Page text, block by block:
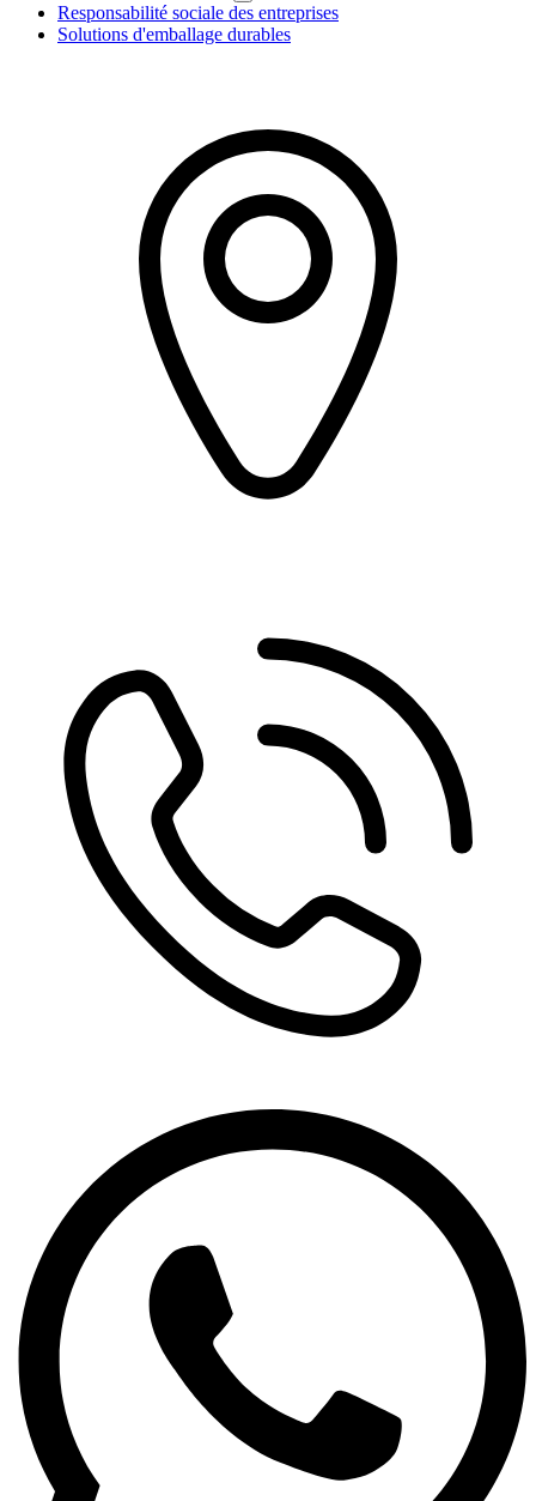
Responsabilité sociale des entreprises
Solutions d'emballage durables